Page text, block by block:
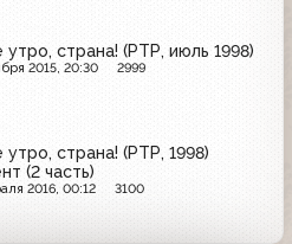
страна! (РТР, июль 1998)
2015, 20:30 2999
страна! (РТР, 1998)
(2 часть)
2016, 00:12 3100